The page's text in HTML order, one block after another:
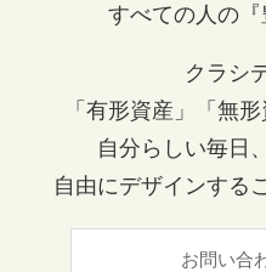
すべての人の『
クラシ
「有形資産」「無
自分らしい毎日
自由にデザインする
お問い合